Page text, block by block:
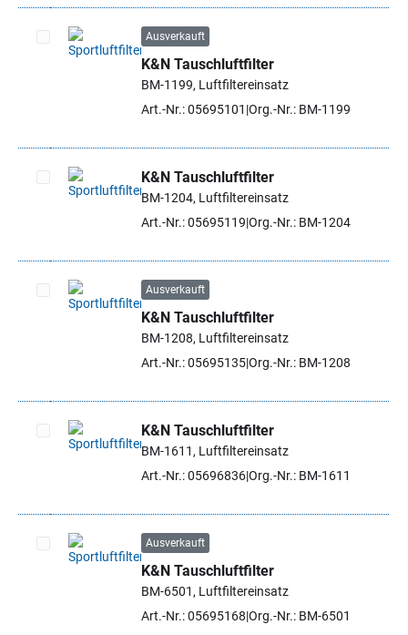
Artikel auswählen
Ausverkauft
K&N Tauschluftfilter
BM-1199, Luftfiltereinsatz
Art.-Nr.: 05695101 Org.-Nr.: BM-1199
Artikel auswählen
K&N Tauschluftfilter
BM-1204, Luftfiltereinsatz
Art.-Nr.: 05695119 Org.-Nr.: BM-1204
Artikel auswählen
Ausverkauft
K&N Tauschluftfilter
BM-1208, Luftfiltereinsatz
Art.-Nr.: 05695135Org.-Nr.: BM-1208
Artikel auswählen
K&N Tauschluftfilter
BM-1611, Luftfiltereinsatz
Art.-Nr.: 05696836Org.-Nr.: BM-1611
Artikel auswählen
Ausverkauft
K&N Tauschluftfilter
BM-6501, Luftfiltereinsatz
Art.-Nr.: 05695168 Org.-Nr.: BM-6501